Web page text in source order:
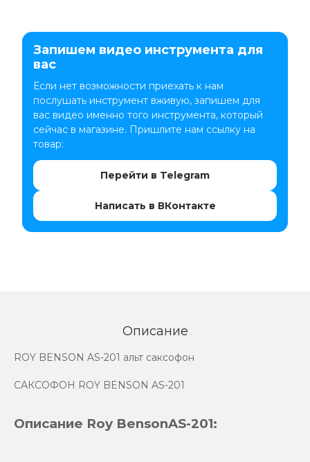
Запишем видео инструмента для
вас
Если нет возможности приехать к нам
послушать инструмент вживую, запишем для
вас видео именно того инструмента, который
сейчас в магазине. Пришлите нам ссылку на
товар:
Перейти в Telegram
Написать в ВКонтакте
Описание
ROY BENSON AS-201 альт саксофон
САКСОФОН ROY BENSON AS-201
Описание Roy BensonAS-201: